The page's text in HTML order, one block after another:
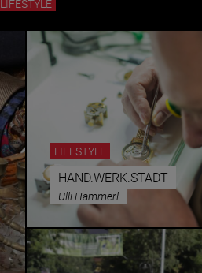
Hotel & Reise
Archiv
April
Juni
LIFESTYLE
LIFESTYLE
HAND.WERK.STADT
Ulli Hammerl